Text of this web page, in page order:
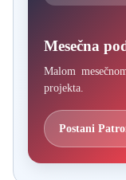
Mesečna
Malom
projekta.
Postani